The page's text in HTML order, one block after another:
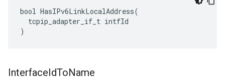
bool HasIPv6LinkLocalAddress(
  tcpip_adapter_if_t intfId
)
InterfaceIdToName